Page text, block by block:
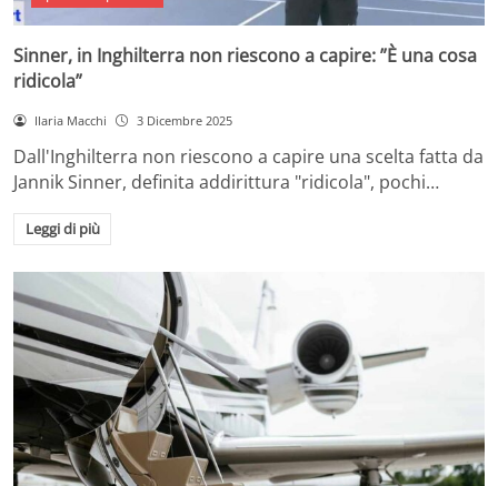
Sinner, in Inghilterra non riescono a capire: ”È una cosa
ridicola”
Ilaria Macchi 3 Dicembre 2025
Dall'Inghilterra non riescono a capire una scelta fatta da
Jannik Sinner, definita addirittura "ridicola", pochi…
Leggi di più